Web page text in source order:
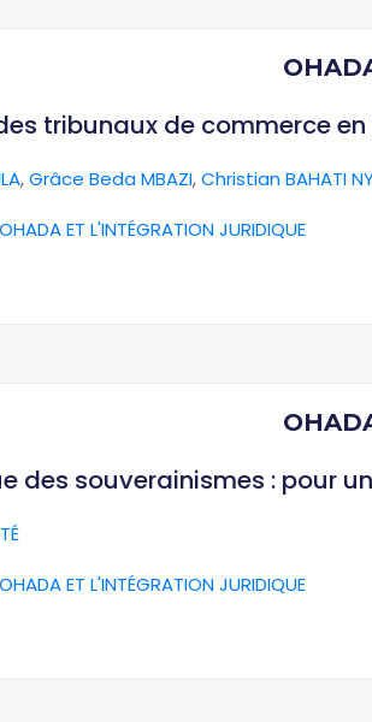
tribunaux de commerce
,Grâce Beda MBAZI,Christian BAHATI
ET L'INTÉGRATION JURIDIQUE
des souverainismes : pour
ET L'INTÉGRATION JURIDIQUE